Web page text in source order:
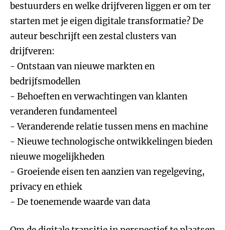
bestuurders en welke drijfveren liggen er om ter
starten met je eigen digitale transformatie? De
auteur beschrijft een zestal clusters van
drijfveren:
- Ontstaan van nieuwe markten en
bedrijfsmodellen
- Behoeften en verwachtingen van klanten
veranderen fundamenteel
- Veranderende relatie tussen mens en machine
- Nieuwe technologische ontwikkelingen bieden
nieuwe mogelijkheden
- Groeiende eisen ten aanzien van regelgeving,
privacy en ethiek
- De toenemende waarde van data